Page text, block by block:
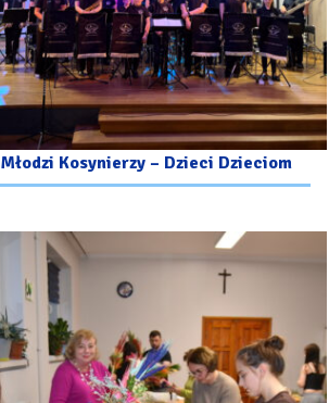
Młodzi Kosynierzy – Dzieci Dzieciom